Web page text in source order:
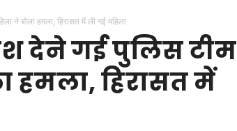
ने बोला हमला, हिरासत में ली गई महिला
देने गई पुलिस टीम
हमला, हिरासत में